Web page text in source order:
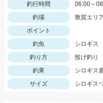
釣行時間
06:00～
釣場
敦賀エリ
ポイント
釣魚
シロギス
釣り方
投げ釣り
釣果
シロギス
サイズ
シロギス